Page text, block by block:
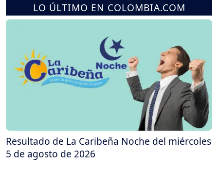
LO ÚLTIMO EN COLOMBIA.COM
Resultado de La Caribeña Noche del miércoles
5 de agosto de 2026